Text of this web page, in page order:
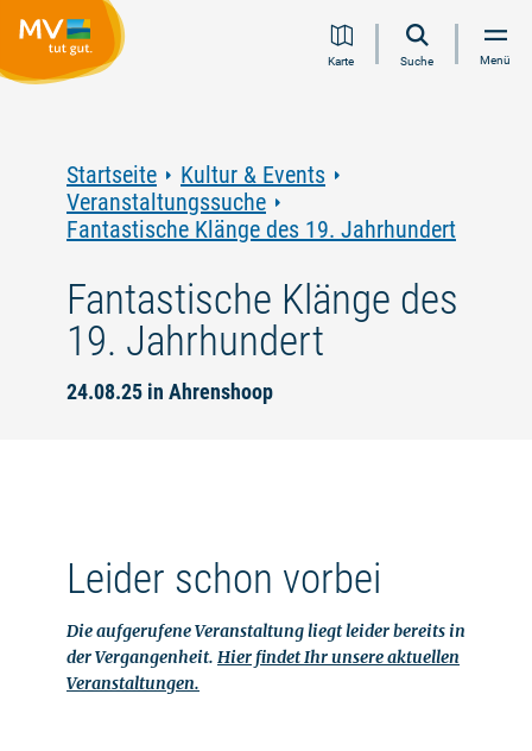
Inhalt
Navigation
Volltextsuche
FooterKarte Suche Menü
Startseite
Kultur & Events
Veranstaltungssuche
Fantastische Klänge des 19. Jahrhundert
Fantastische Klänge des
19. Jahrhundert
24.08.25 in Ahrenshoop
Leider schon vorbei
Die aufgerufene Veranstaltung liegt leider bereits in
der Vergangenheit. Hier findet Ihr unsere aktuellen
Veranstaltungen.